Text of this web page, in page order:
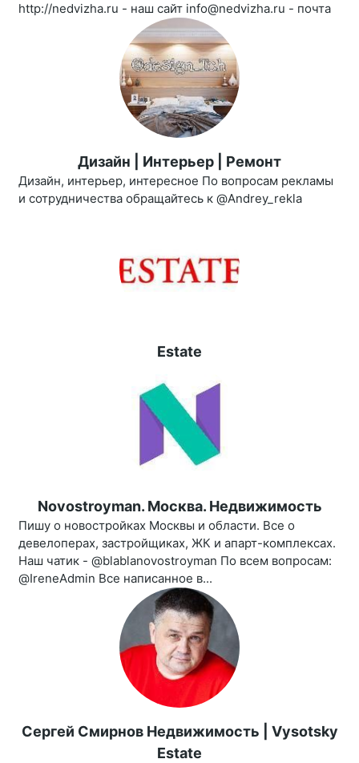
http://nedvizha.ru - наш сайт info@nedvizha.ru - почта
Дизайн | Интерьер | Ремонт
Дизайн, интерьер, интересное По вопросам рекламы
и сотрудничества обращайтесь к @Andrey_rekla
Estate
Novostroyman. Москва. Недвижимость
Пишу о новостройках Москвы и области. Все о
девелоперах, застройщиках, ЖК и апарт-комплексах.
Наш чатик - @blablanovostroyman По всем вопросам:
@IreneAdmin Все написанное в...
Сергей Смирнов Недвижимость | Vysotsky
Estate